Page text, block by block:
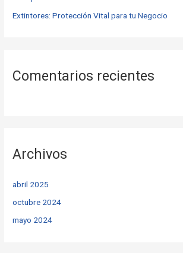
Extintores: Protección Vital para tu Negocio
Comentarios recientes
Archivos
abril 2025
octubre 2024
mayo 2024